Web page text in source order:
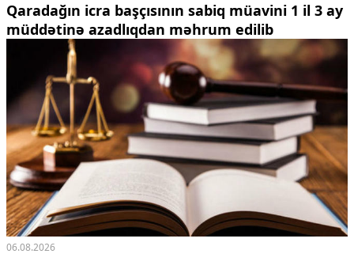
Qaradağın icra başçısının sabiq müavini 1 il 3 ay
müddətinə azadlıqdan məhrum edilib
06.08.2026